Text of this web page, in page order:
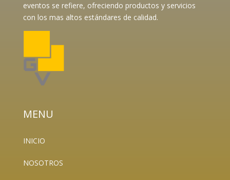
eventos se refiere, ofreciendo productos y servicios
con los mas altos estándares de calidad.
MENU
INICIO
NOSOTROS